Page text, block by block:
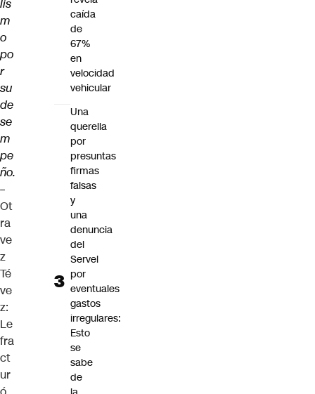
lis
m
o
po
r
su
de
se
m
pe
ño.
–
Ot
ra
ve
z
Té
ve
z:
Le
fra
ct
ur
caída
de
67%
en
velocidad
vehicular
Una
querella
por
presuntas
firmas
falsas
y
una
denuncia
del
Servel
por
eventuales
gastos
irregulares:
Esto
se
sabe
de